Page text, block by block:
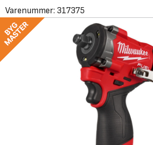
Varenummer: 317375